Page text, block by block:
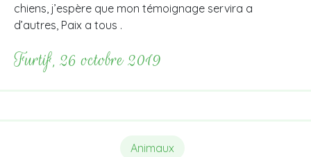
chiens, j’espère que mon témoignage servira a
d’autres, Paix a tous .
Furtif, 26 octobre 2019
Animaux